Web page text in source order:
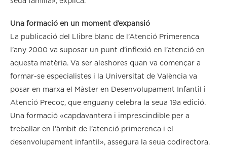
Una formació en un moment d’expansió
La publicació del Llibre blanc de l’Atenció Primerenca
l’any 2000 va suposar un punt d’inflexió en l’atenció en
aquesta matèria. Va ser aleshores quan va començar a
formar-se especialistes i la Universitat de València va
posar en marxa el Màster en Desenvolupament Infantil i
Atenció Precoç, que enguany celebra la seua 19a edició.
Una formació «capdavantera i imprescindible per a
treballar en l’àmbit de l’atenció primerenca i el
desenvolupament infantil», assegura la seua codirectora.